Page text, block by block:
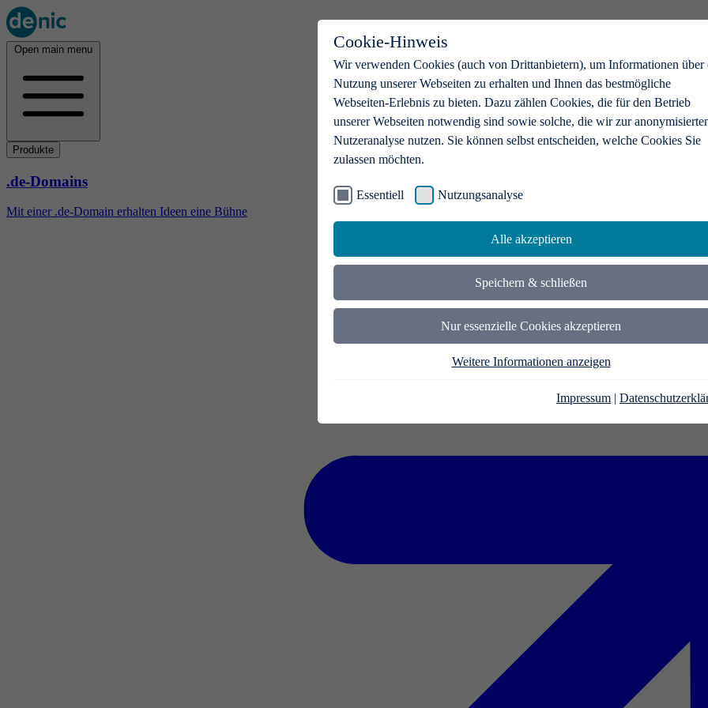
Cookie-Hinweis
Wir verwenden Cookies (auch von Drittanbietern), um Informationen über
Nutzung unserer Webseiten zu erhalten und Ihnen das bestmögliche
Webseiten-Erlebnis zu bieten. Dazu zählen Cookies, die für den Betrieb
unserer Webseiten notwendig sind sowie solche, die wir zur
Nutzeranalyse nutzen. Sie können selbst entscheiden, welche Cookies Sie
zulassen möchten.
Essentiell Nutzungsanalyse
Alle akzeptieren
Speichern & schließen
Nur essenzielle Cookies akzeptieren
Weitere Informationen anzeigen
Impressum |
Open main menu
Produkte
.de-Domains
Mit einer .de-Domain erhalten Ideen eine Bühne